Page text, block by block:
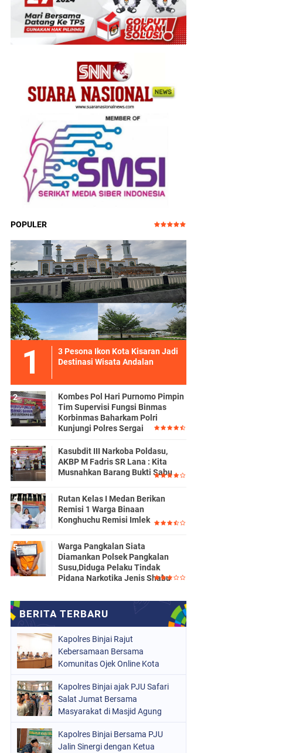
POPULER
3 Pesona Ikon Kota Kisaran Jadi
Destinasi Wisata Andalan
Kombes Pol Hari Purnomo Pimpin
Tim Supervisi Fungsi Binmas
Korbinmas Baharkam Polri
Kunjungi Polres Sergai
Kasubdit III Narkoba Poldasu,
AKBP M Fadris SR Lana : Kita
Musnahkan Barang Bukti Sabu
Rutan Kelas I Medan Berikan
Remisi 1 Warga Binaan
Konghuchu Remisi Imlek
Warga Pangkalan Siata
Diamankan Polsek Pangkalan
Susu,Diduga Pelaku Tindak
Pidana Narkotika Jenis Shabu
Kapolres Binjai Rajut
Kebersamaan Bersama
Komunitas Ojek Online Kota
Kapolres Binjai ajak PJU Safari
Salat Jumat Bersama
Masyarakat di Masjid Agung
Kapolres Binjai Bersama PJU
Jalin Sinergi dengan Ketua